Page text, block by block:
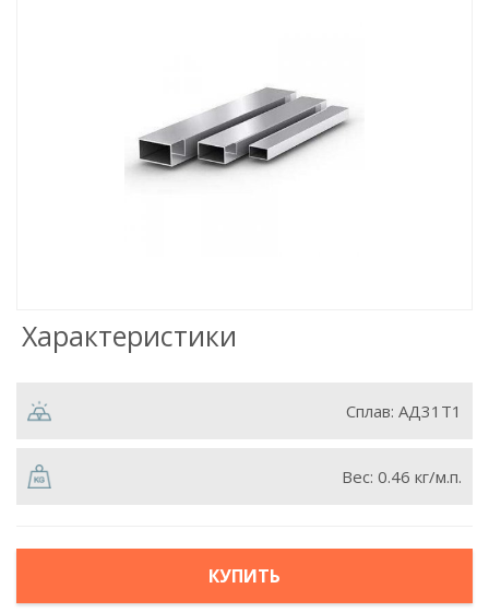
Характеристики
Сплав: АД31Т1
Вес: 0.46 кг/м.п.
КУПИТЬ